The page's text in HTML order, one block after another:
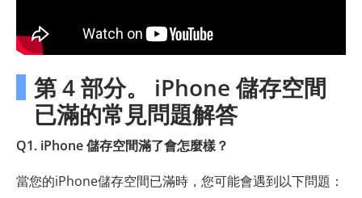
第 4 部分。 iPhone 儲存空間
已滿的常見問題解答
Q1. iPhone 儲存空間滿了會怎麼樣？
當您的iPhone儲存空間已滿時，您可能會遇到以下問題：